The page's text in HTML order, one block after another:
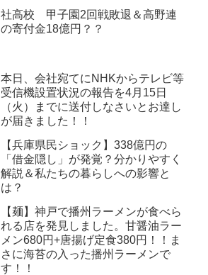
社高校 甲子園2回戦敗退＆高野連
の寄付金18億円？？
本日、会社宛てにNHKからテレビ等
受信機設置状況の報告を4月15日
（火）までに送付しなさいとお達し
が届きました！！
【兵庫県民ショック】338億円の
「借金隠し」が発覚？分かりやすく
解説＆私たちの暮らしへの影響と
は？
【麺】神戸で播州ラーメンが食べら
れる店を発見しました。甘醤油ラー
メン680円+唐揚げ定食380円！！ま
さに海苔の入った播州ラーメンで
す！！